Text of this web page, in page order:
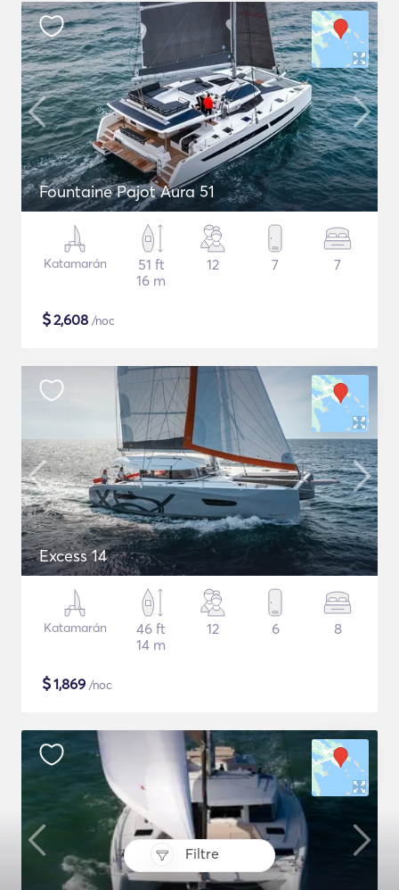
Filtre
Fountaine Pajot Aura 51
Katamarán
51 ft
16 m
12 7 7
$2,608 /noc
Excess 14
Katamarán
46 ft
14 m
12 6 8
$1,869 /noc